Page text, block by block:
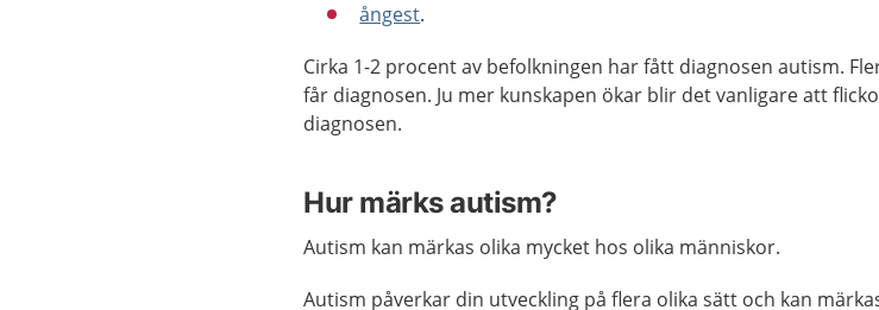
ångest.
Cirka 1-2 procent av befolkningen har fått diagnosen autism.
får diagnosen. Ju mer kunskapen ökar blir det vanligare att
diagnosen.
Hur märks autism?
Autism kan märkas olika mycket hos olika människor.
Autism påverkar din utveckling på flera olika sätt och kan